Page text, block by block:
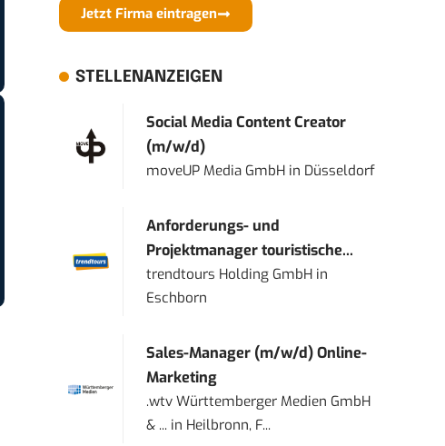
Jetzt Firma eintragen
STELLENANZEIGEN
Social Media Content Creator
(m/w/d)
moveUP Media GmbH in Düsseldorf
Anforderungs- und
Projektmanager touristische...
trendtours Holding GmbH in
Eschborn
Sales-Manager (m/w/d) Online-
Marketing
.wtv Württemberger Medien GmbH
& ... in Heilbronn, F...